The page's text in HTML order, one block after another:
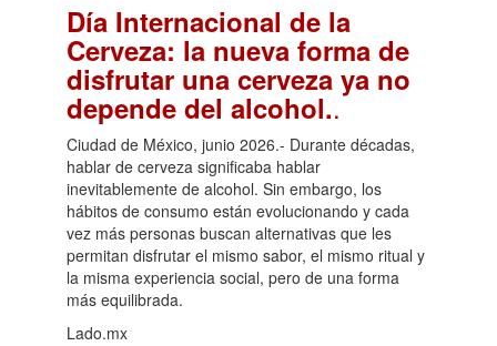
Día Internacional de la
Cerveza: la nueva forma de
disfrutar una cerveza ya no
depende del alcohol..
Ciudad de México, junio 2026.- Durante décadas,
hablar de cerveza significaba hablar
inevitablemente de alcohol. Sin embargo, los
hábitos de consumo están evolucionando y cada
vez más personas buscan alternativas que les
permitan disfrutar el mismo sabor, el mismo ritual y
la misma experiencia social, pero de una forma
más equilibrada.
Lado.mx